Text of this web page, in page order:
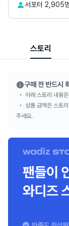
서포터 2,905명
스토리
구매 전 반드시
아래 스토리 내용
상품 금액은 스토
주세요.